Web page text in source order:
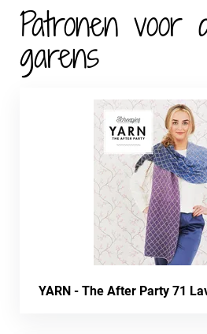
Patronen voor
garens
YARN - The After Party 71